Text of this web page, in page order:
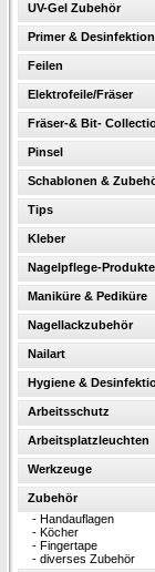
UV-Gel Zubehör
Primer & Desinfektion
Feilen
Elektrofeile/Fräser
Fräser-& Bit-
Pinsel
Schablonen &
Tips
Kleber
Nagelpflege-Produkte
Maniküre & Pediküre
Nagellackzubehör
Nailart
Hygiene &
Arbeitsschutz
Arbeitsplatzleuchten
Werkzeuge
Zubehör
- Handauflagen
- Köcher
- Fingertape
- diverses Zubehör